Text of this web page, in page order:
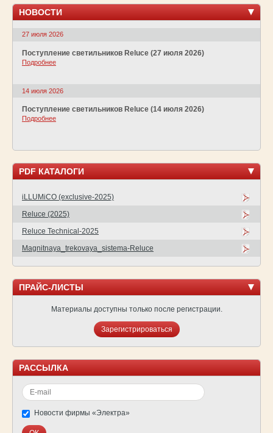
НОВОСТИ
27 июля 2026
Поступление светильников Reluce (27 июля 2026)
Подробнее
14 июля 2026
Поступление светильников Reluce (14 июля 2026)
Подробнее
PDF КАТАЛОГИ
iLLUMiCO (exclusive-2025)
Reluce (2025)
Reluce Technical-2025
Magnitnaya_trekovaya_sistema-Reluce
ПРАЙС-ЛИСТЫ
Материалы доступны только после регистрации.
Зарегистрироваться
РАССЫЛКА
Новости фирмы «Электра»